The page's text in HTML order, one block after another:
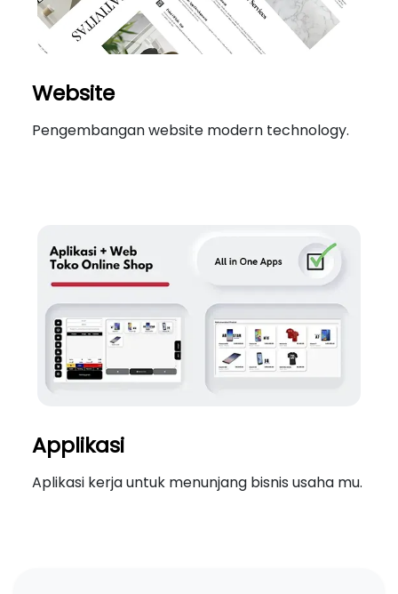
Website
Pengembangan website modern technology.
Applikasi
Aplikasi kerja untuk menunjang bisnis usaha mu.